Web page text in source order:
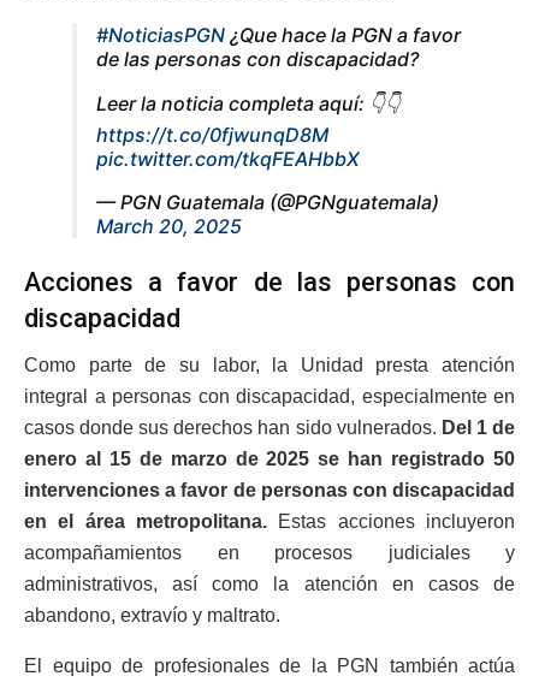
#NoticiasPGN ¿Que hace la PGN a favor
de las personas con discapacidad?
Leer la noticia completa aquí: 👇👇
https://t.co/0fjwunqD8M
pic.twitter.com/tkqFEAHbbX
— PGN Guatemala (@PGNguatemala)
March 20, 2025
Acciones a favor de las personas con
discapacidad
Como parte de su labor, la Unidad presta atención
integral a personas con discapacidad, especialmente en
casos donde sus derechos han sido vulnerados. Del 1 de
enero al 15 de marzo de 2025 se han registrado 50
intervenciones a favor de personas con discapacidad
en el área metropolitana. Estas acciones incluyeron
acompañamientos en procesos judiciales y
administrativos, así como la atención en casos de
abandono, extravío y maltrato.
El equipo de profesionales de la PGN también actúa